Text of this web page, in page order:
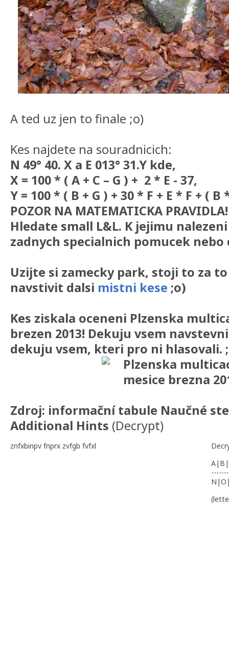
A ted uz jen to finale ;o)
Kes najdete na souradnicich:
N 49° 40. X a E 013° 31.Y kde,
X = 100 * ( A + C – G ) + 2 * E - 37,
Y = 100 * ( B + G ) + 30 * F + E * F + ( B
POZOR NA MATEMATICKA PRAVIDLA!
Hledate small L&L. K jejimu
zadnych specialnich pomucek
Uzijte si zamecky park, stoji to za
navstivit dalsi mistni kese ;o)
Kes ziskala oceneni Plzenska
brezen 2013! Dekuju vsem
dekuju vsem, kteri pro ni hlasovali.
Zdroj: informační tabule Naučné
Additional Hints (Decrypt)
znfxbinpv fnprx zvfgb fvfxl